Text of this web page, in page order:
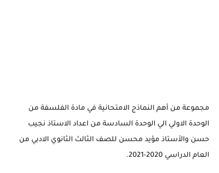
مجموعة من أهم النماذج الامتحانية في مادة الفلسفة من
الوحدة الاولي الي الوحدة السادسة من اعداد الاستاذ نجيب
حسن والأستاذ مؤيد محسن للصف الثالث الثانوي الادبي من
العام الدراسي 2020-2021.